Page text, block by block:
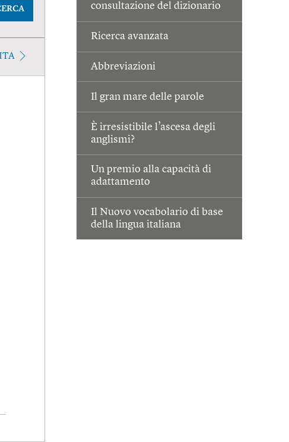
consultazione del dizionario
Ricerca avanzata
Abbreviazioni
Il gran mare delle parole
È irresistibile l’ascesa degli
anglismi?
Un premio alla capacità di
adattamento
Il Nuovo vocabolario di base
della lingua italiana